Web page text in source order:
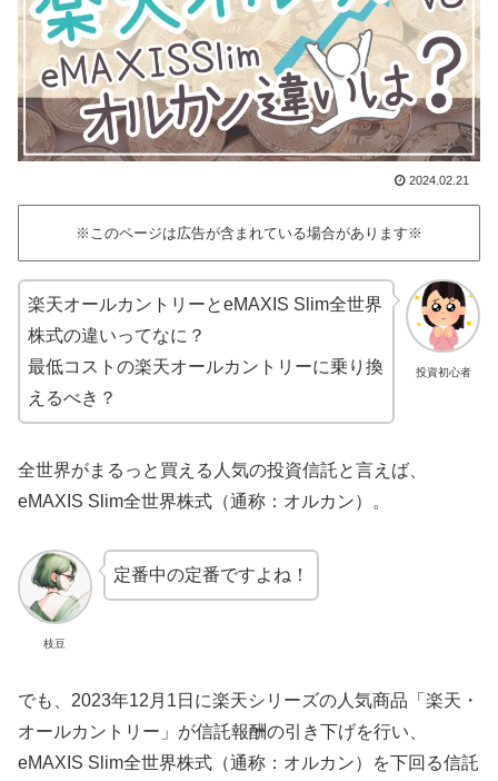
2024.02.21
※このページは広告が含まれている場合があります※
投資初心者
楽天オールカントリーとeMAXIS Slim全世界
株式の違いってなに？
最低コストの楽天オールカントリーに乗り換
えるべき？
全世界がまるっと買える人気の投資信託と言えば、
eMAXIS Slim全世界株式（通称：オルカン）。
枝豆
定番中の定番ですよね！
でも、2023年12月1日に楽天シリーズの人気商品「楽天・
オールカントリー」が信託報酬の引き下げを行い、
eMAXIS Slim全世界株式（通称：オルカン）を下回る信託